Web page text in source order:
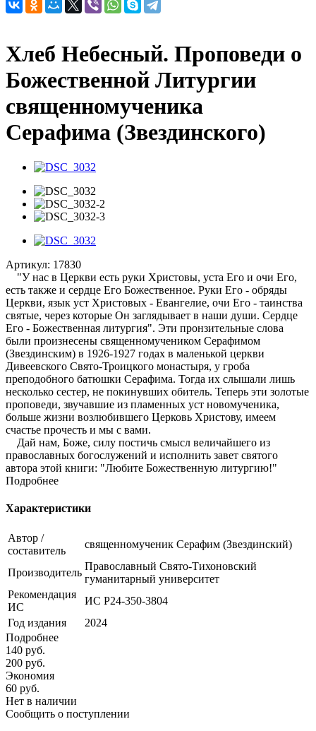
Хлеб Небесный. Проповеди о
Божественной Литургии
священномученика
Серафима (Звездинского)
Артикул: 17830
"У нас в Церкви есть руки Христовы, уста Его и очи Его,
есть также и сердце Его Божественное. Руки Его - обряды
Церкви, язык уст Христовых - Евангелие, очи Его - таинства
святые, через которые Он заглядывает в наши души. Сердце
Его - Божественная литургия". Эти пронзительные слова
были произнесены священномучеником Серафимом
(Звездинским) в 1926-1927 годах в маленькой церкви
Дивеевского Свято-Троицкого монастыря, у гроба
преподобного батюшки Серафима. Тогда их слышали лишь
несколько сестер, не покинувших обитель. Теперь эти золотые
проповеди, звучавшие из пламенных уст новомученика,
больше жизни возлюбившего Церковь Христову, имеем
счастье прочесть и мы с вами.
Дай нам, Боже, силу постичь смысл величайшего из
православных богослужений и исполнить завет святого
автора этой книги: "Любите Божественную литургию!"
Подробнее
Характеристики
Автор /
составитель
священномученик Серафим (Звездинский)
Производитель
Православный Свято-Тихоновский
гуманитарный университет
Рекомендация
ИС
ИС Р24-350-3804
Год издания
2024
Подробнее
140 руб.
200 руб.
Экономия
60 руб.
Нет в наличии
Сообщить о поступлении